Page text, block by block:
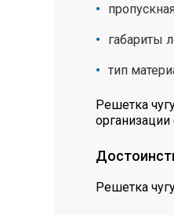
габариты
тип
Решетка
Решетка